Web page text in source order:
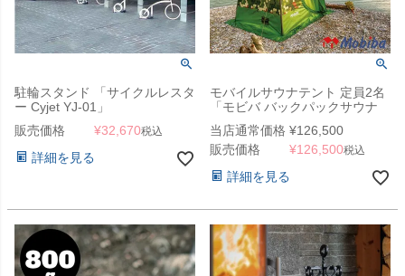
駐輪スタンド 「サイクルレスタ
ー Cyjet YJ-01」
販売価格
¥32,670税込
詳細を見る
モバイルサウナテント 定員2名
「モビバ バックパックサウナ
RB170M」
当店通常価格 ¥126,500
販売価格
¥126,500税込
詳細を見る